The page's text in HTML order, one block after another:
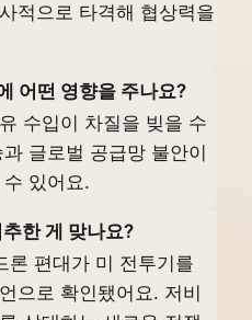
적으로 타격해 협상력을
어떤 영향을 주나요?
수입이 차질을 빚을 수
글로벌 공급망 불안이
있어요.
한 게 맞나요?
론 편대가 미 전투기를
으로 확인됐어요. 저비